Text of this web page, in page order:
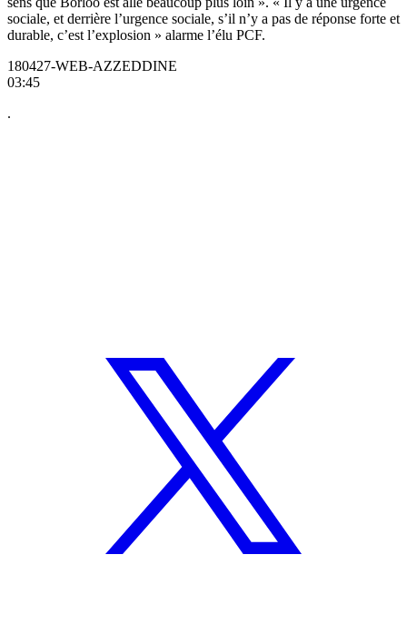
sociale, et derrière l’urgence sociale, s’il n’y a pas de réponse forte et
durable, c’est l’explosion » alarme l’élu PCF.
180427-WEB-AZZEDDINE
03:45
.